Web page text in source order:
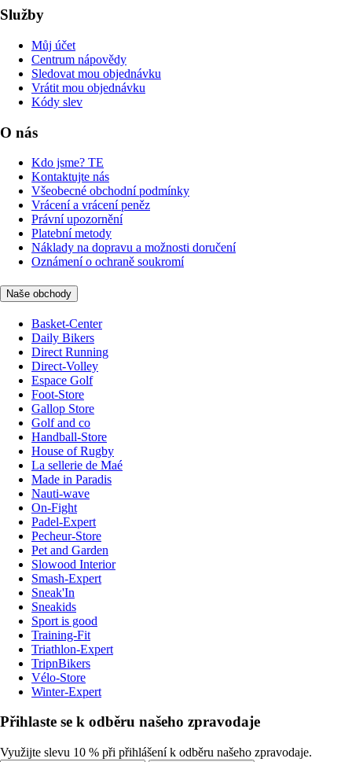
Služby
Můj účet
Centrum nápovědy
Sledovat mou objednávku
Vrátit mou objednávku
Kódy slev
O nás
Kdo jsme? TE
Kontaktujte nás
Všeobecné obchodní podmínky
Vrácení a vrácení peněz
Právní upozornění
Platební metody
Náklady na dopravu a možnosti doručení
Oznámení o ochraně soukromí
Naše obchody
Basket-Center
Daily Bikers
Direct Running
Direct-Volley
Espace Golf
Foot-Store
Gallop Store
Golf and co
Handball-Store
House of Rugby
La sellerie de Maé
Made in Paradis
Nauti-wave
On-Fight
Padel-Expert
Pecheur-Store
Pet and Garden
Slowood Interior
Smash-Expert
Sneak'In
Sneakids
Sport is good
Training-Fit
Triathlon-Expert
TripnBikers
Vélo-Store
Winter-Expert
Přihlaste se k odběru našeho zpravodaje
Využijte slevu 10 % při přihlášení k odběru našeho zpravodaje.